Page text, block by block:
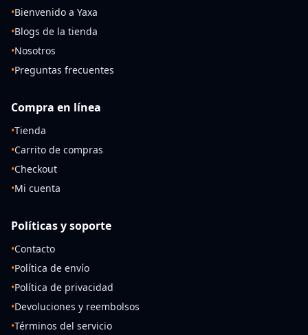
•Bienvenido a Yaxa
•Blogs de la tienda
•Nosotros
•Preguntas frecuentes
Compra en línea
•Tienda
•Carrito de compras
•Checkout
•Mi cuenta
Políticas y soporte
•Contacto
•Política de envío
•Política de privacidad
•Devoluciones y reembolsos
•Términos del servicio